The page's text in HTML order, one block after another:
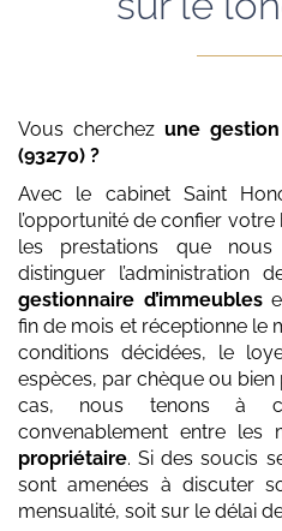
Vous cherchezune
(93270) ?
Avec le cabinet Saint
l’opportunité de confier
les prestations que
distinguer l’administration
gestionnaire d’immeubles
fin de mois et réceptionne le
conditions décidées, le
espèces, par chèque ou bien
cas, nous tenons à
convenablement entre les
propriétaire. Si des soucis
sont amenées à discuter
mensualité, soit sur le délai